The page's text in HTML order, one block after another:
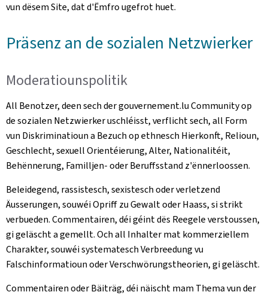
vun dësem Site, dat d'Ëmfro ugefrot huet.
Präsenz an de sozialen Netzwierker
Moderatiounspolitik
All Benotzer, deen sech der gouvernement.lu Community op
de sozialen Netzwierker uschléisst, verflicht sech, all Form
vun Diskriminatioun a Bezuch op ethnesch Hierkonft, Relioun,
Geschlecht, sexuell Orientéierung, Alter, Nationalitéit,
Behënnerung, Familljen- oder Beruffsstand z'ënnerloossen.
Beleidegend, rassistesch, sexistesch oder verletzend
Äusserungen, souwéi Opriff zu Gewalt oder Haass, si strikt
verbueden. Commentairen, déi géint dës Reegele verstoussen,
gi geläscht a gemellt. Och all Inhalter mat kommerziellem
Charakter, souwéi systematesch Verbreedung vu
Falschinformatioun oder Verschwörungstheorien, gi geläscht.
Commentairen oder Bäiträg, déi näischt mam Thema vun der